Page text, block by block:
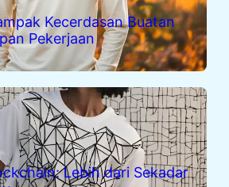
Kecerdasan Buatan
Pekerjaan
Lebih dari Sekadar